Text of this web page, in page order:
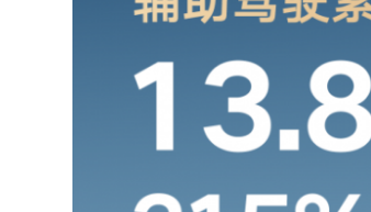
全域 NOA 全面铺开，覆盖高速、城区、乡
断点。单个用户最长辅助驾驶累计里程19.9 万